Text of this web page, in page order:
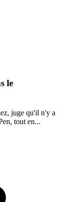
le
juge qu'il n'y a
tout en...